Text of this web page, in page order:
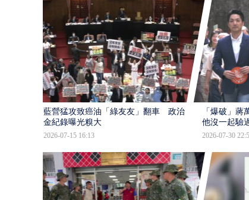
藍營猛攻致癌油「綠友友」翻車 政治獻
金紀錄曝光糗大
2026-07-15 16:13
「爆破」蔣
他沒一起驗
2026-07-30